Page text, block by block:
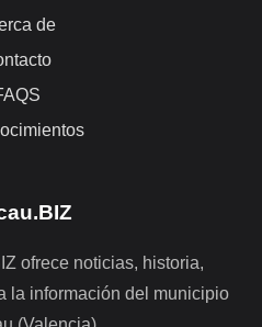
de
ofrece noticias, historia,
la información del municipio